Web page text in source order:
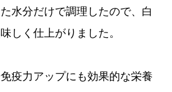
水分だけで調理したので、白
しく仕上がりました。
疫力アップにも効果的な栄養